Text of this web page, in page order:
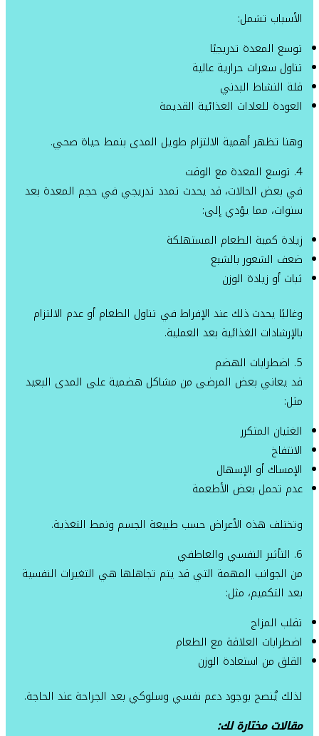
الأسباب تشمل:
توسع المعدة تدريجيًا
تناول سعرات حرارية عالية
قلة النشاط البدني
العودة للعادات الغذائية القديمة
وهنا تظهر أهمية الالتزام طويل المدى بنمط حياة صحي.
4. توسع المعدة مع الوقت
في بعض الحالات، قد يحدث تمدد تدريجي في حجم المعدة بعد
سنوات، مما يؤدي إلى:
زيادة كمية الطعام المستهلكة
ضعف الشعور بالشبع
ثبات أو زيادة الوزن
وغالبًا يحدث ذلك عند الإفراط في تناول الطعام أو عدم الالتزام
بالإرشادات الغذائية بعد العملية.
5. اضطرابات الهضم
قد يعاني بعض المرضى من مشاكل هضمية على المدى البعيد
مثل:
الغثيان المتكرر
الانتفاخ
الإمساك أو الإسهال
عدم تحمل بعض الأطعمة
وتختلف هذه الأعراض حسب طبيعة الجسم ونمط التغذية.
6. التأثير النفسي والعاطفي
من الجوانب المهمة التي قد يتم تجاهلها هي التغيرات النفسية
بعد التكميم، مثل:
تقلب المزاج
اضطرابات العلاقة مع الطعام
القلق من استعادة الوزن
لذلك يُنصح بوجود دعم نفسي وسلوكي بعد الجراحة عند الحاجة.
مقالات مختارة لك: